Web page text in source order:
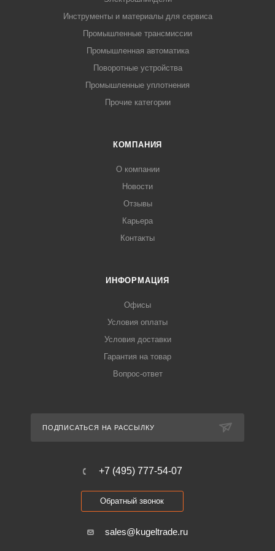
Инструменты и материалы для сервиса
Промышленные трансмиссии
Промышленная автоматика
Поворотные устройства
Промышленные уплотнения
Прочие категории
КОМПАНИЯ
О компании
Новости
Отзывы
Карьера
Контакты
ИНФОРМАЦИЯ
Офисы
Условия оплаты
Условия доставки
Гарантия на товар
Вопрос-ответ
ПОДПИСАТЬСЯ НА РАССЫЛКУ
+7 (495) 777-54-07
Обратный звонок
sales@kugeltrade.ru